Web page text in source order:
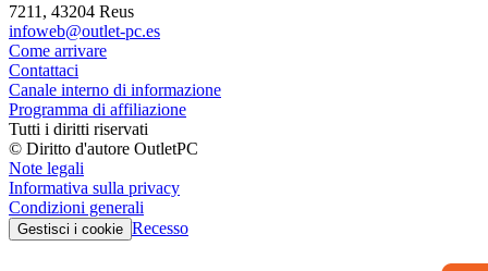
7211, 43204 Reus
infoweb@outlet-pc.es
Come arrivare
Contattaci
Canale interno di informazione
Programma di affiliazione
Tutti i diritti riservati
© Diritto d'autore OutletPC
Note legali
Informativa sulla privacy
Condizioni generali
Gestisci i cookie Recesso